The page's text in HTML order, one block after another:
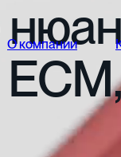
О компании